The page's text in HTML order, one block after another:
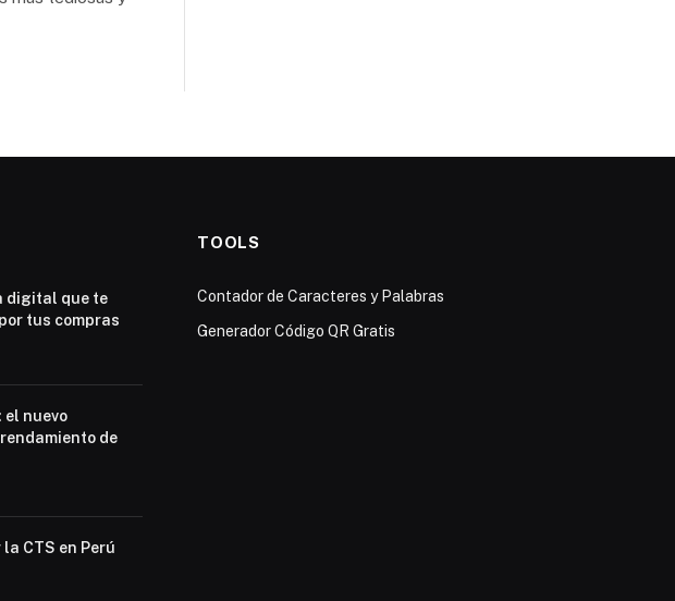
digital que te
tus compras
el nuevo
de
CTS en Perú
TOOLS
Contador de Caracteres y Palabras
Generador Código QR Gratis